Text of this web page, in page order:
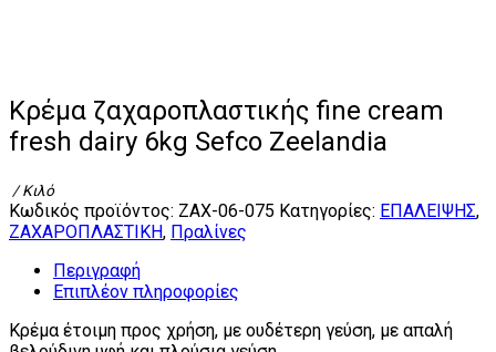
Κρέμα ζαχαροπλαστικής fine cream
fresh dairy 6kg Sefco Zeelandia
/ Κιλό
Κωδικός προϊόντος: ΖΑΧ-06-075 Κατηγορίες: ΕΠΑΛΕΙΨΗΣ,
ΖΑΧΑΡΟΠΛΑΣΤΙΚΗ, Πραλίνες
Περιγραφή
Επιπλέον πληροφορίες
Κρέμα έτοιμη προς χρήση, με ουδέτερη γεύση, με απαλή